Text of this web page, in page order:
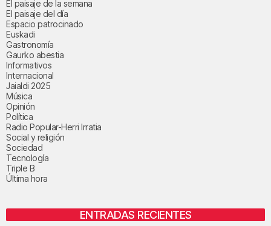
El paisaje de la semana
El paisaje del día
Espacio patrocinado
Euskadi
Gastronomía
Gaurko abestia
Informativos
Internacional
Jaialdi 2025
Música
Opinión
Política
Radio Popular-Herri Irratia
Social y religión
Sociedad
Tecnología
Triple B
Última hora
ENTRADAS RECIENTES